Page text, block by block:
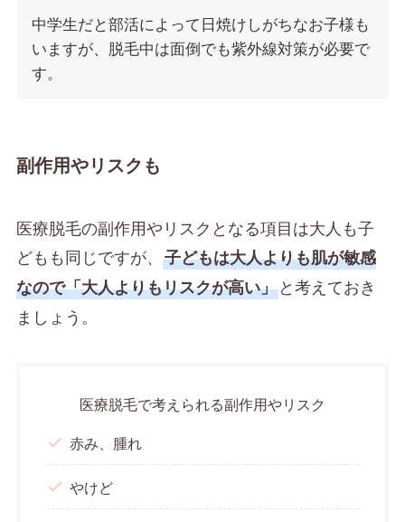
中学生だと部活によって日焼けしがちなお子様も
いますが、脱毛中は面倒でも紫外線対策が必要で
す。
副作用やリスクも
医療脱毛の副作用やリスクとなる項目は大人も子
どもも同じですが、 子どもは大人よりも肌が敏感
なので「大人よりもリスクが高い」と考えておき
ましょう。
医療脱毛で考えられる副作用やリスク
赤み、腫れ
やけど